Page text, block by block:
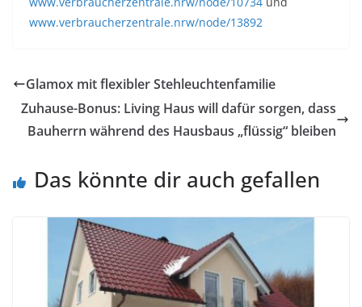
www.verbraucherzentrale.nrw/node/13892
Glamox mit flexibler Stehleuchtenfamilie
Zuhause-Bonus: Living Haus will dafür sorgen, dass
Bauherrn während des Hausbaus „flüssig“ bleiben
Das könnte dir auch gefallen